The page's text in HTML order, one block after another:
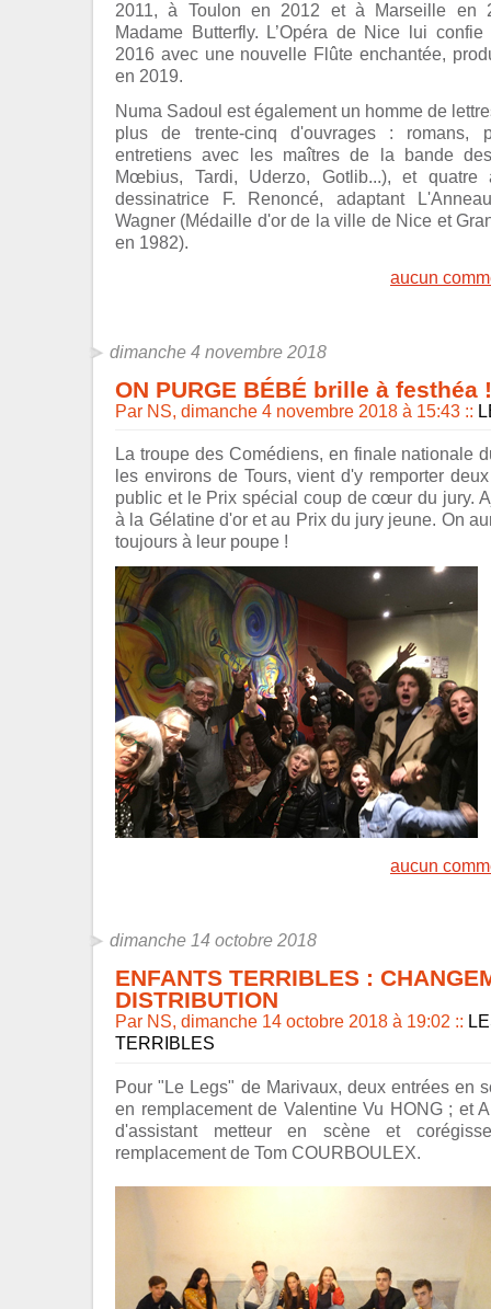
2011, à Toulon en 2012 et à Marseille en
Madame Butterfly. L’Opéra de Nice lui
2016 avec une nouvelle Flûte enchantée,
en 2019.
Numa Sadoul est également un homme de
plus de trente-cinq d'ouvrages : romans,
entretiens avec les maîtres de la bande
Mœbius, Tardi, Uderzo, Gotlib...), et
dessinatrice F. Renoncé, adaptant
Wagner (Médaille d'or de la ville de Nice et
en 1982).
aucun
dimanche 4 novembre 2018
ON PURGE BÉBÉ brille à festhéa !
Par NS, dimanche 4 novembre 2018 à 15:43 ::
La troupe des Comédiens, en finale nationale
les environs de Tours, vient d'y remporter
public et le Prix spécial coup de cœur du jury.
à la Gélatine d'or et au Prix du jury jeune. On
toujours à leur poupe !
aucun
dimanche 14 octobre 2018
ENFANTS TERRIBLES :
DISTRIBUTION
Par NS, dimanche 14 octobre 2018 à 19:02 ::
TERRIBLES
Pour "Le Legs" de Marivaux, deux entrées en
en remplacement de Valentine Vu HONG ; et
d'assistant metteur en scène et
remplacement de Tom COURBOULEX.